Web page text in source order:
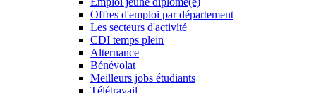
Offres d'emploi par département
Les secteurs d'activité
CDI temps plein
Alternance
Bénévolat
Meilleurs jobs étudiants
Télétravail